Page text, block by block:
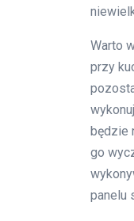
Warto
przy
będzie
go
panelu